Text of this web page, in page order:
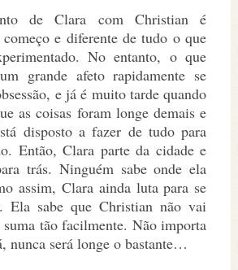
de Clara com Christian é
e diferente de tudo o que
No entanto, o que
grande afeto rapidamente se
e já é muito tarde quando
as coisas foram longe demais e
disposto a fazer de tudo para
Então, Clara parte da cidade e
trás. Ninguém sabe onde ela
assim, Clara ainda luta para se
Ela sabe que Christian não vai
tão facilmente. Não importa
nunca será longe o bastante…